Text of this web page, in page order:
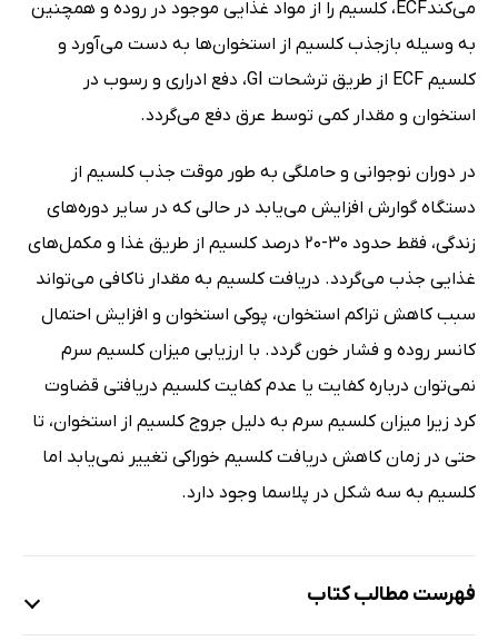
می‌کندECF، کلسیم را از مواد غذایی موجود در روده و همچنین
به وسیله بازجذب کلسیم از استخوان‌ها به دست می‌آورد و
کلسیم ECF از طریق ترشحات GI، دفع ادراری و رسوب در
استخوان و مقدار کمی توسط عرق دفع می‌گردد.
در دوران نوجوانی و حاملگی به طور موقت جذب کلسیم از
دستگاه گوارش افزایش می‌یابد در حالی که در سایر دوره‌های
زندگی، فقط حدود ۳۰-۲۰ درصد کلسیم از طریق غذا و مکمل‌های
غذایی جذب می‌گردد. دریافت کلسیم به مقدار ناکافی می‌تواند
سبب کاهش تراکم استخوان، پوکی استخوان و افزایش احتمال
کانسر روده و فشار خون گردد. با ارزیابی میزان کلسیم سرم
نمی‌توان درباره کفایت یا عدم کفایت کلسیم دریافتی قضاوت
کرد زیرا میزان کلسیم سرم به دلیل جروج کلسیم از استخوان، تا
حتی در زمان کاهش دریافت کلسیم خوراکی تغییر نمی‌یابد اما
کلسیم به سه شکل در پلاسما وجود دارد.
فهرست مطالب کتاب